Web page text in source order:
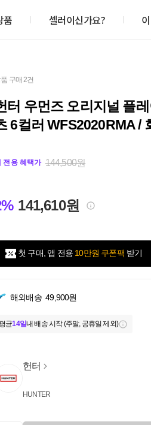
품 셀러이신가요?
구매 2건
터 우먼즈 오리지널 플
6컬러 WFS2020RMA /
전용 혜택가 144,500원
141,610원
첫 구매, 앱 전용 10만원 쿠폰팩 받기
해외배송 49,900원
균14일내 배송 시작 (주말, 공휴일 제외)
헌터
HUNTER